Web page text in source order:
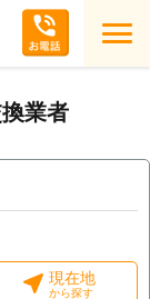
業者
現在地
から探す